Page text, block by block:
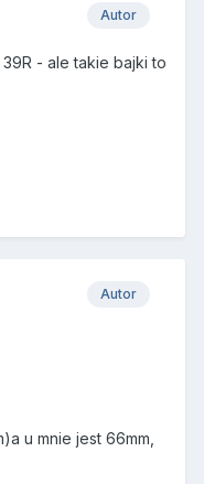
Autor
- ale takie bajki to
Autor
u mnie jest 66mm,